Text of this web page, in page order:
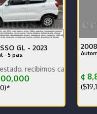
GL - 2023
- 5 pas.
carros, damos
¢